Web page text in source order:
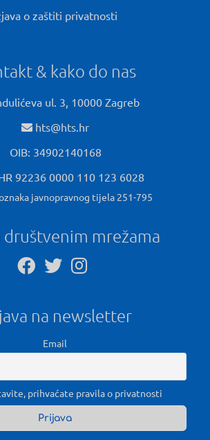
o zaštiti privatnosti
& kako do nas
ul. 3, 10000 Zagreb
hts@hts.hr
OIB: 34902140168
92236 0000 110 123 6028
javnopravnog tijela 251-795
društvenim mrežama
na newsletter
Email
prihvaćate pravila o privatnosti